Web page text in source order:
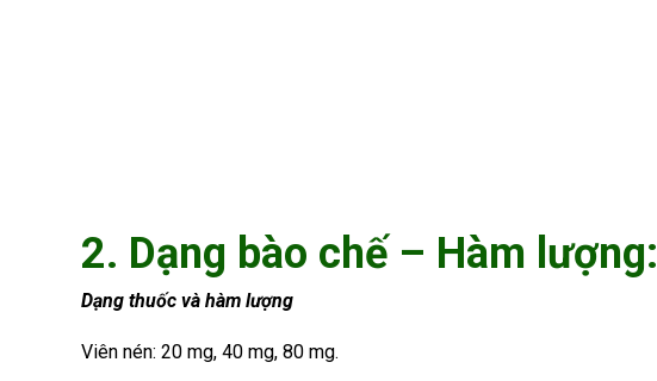
2. Dạng bào chế – Hàm lượng:
Dạng thuốc và hàm lượng
Viên nén: 20 mg, 40 mg, 80 mg.